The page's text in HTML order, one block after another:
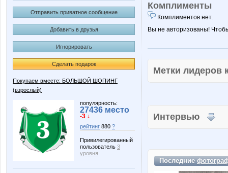
Отправить приватное сообщение
Добавить в друзья
Игнорировать
Сделать подарок
Покупаем вместе: БОЛЬШОЙ ШОПИНГ
(взрослый)
популярность:
27436 место
-3 ↓
рейтинг 880 ?
Привилегированный
пользователь 3
уровня
Комплименты
Комплиментов нет.
Вы не авторизованы!
Метки
Интервью
Последние